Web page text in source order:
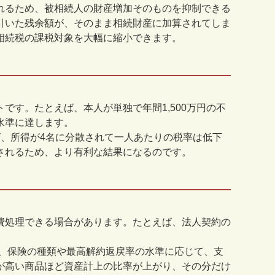
ため、被相続人の財産増加そのものを抑制できる
た残余額が、そのまま相続財産に加算されてしま
税の課税対象を大幅に縮小できます。
す。たとえば、本人が単独で年間1,500万円の不
に達します。
所得が4名に分散されて一人あたりの税率は低下
るため、より有利な結果になるのです。
理できる場合があります。たとえば、法人契約の
保険の種類や最高解約返戻率の水準に応じて、支
い商品ほど資産計上の比率が上がり、その分だけ